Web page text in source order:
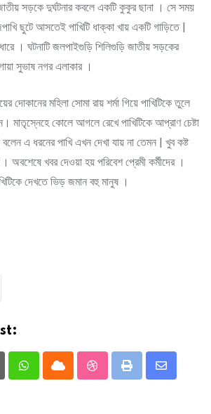
সড়কে দুর্ঘটনার কবলে একটি কুকুর ছানা । সে সময়
ছুটে আসতেই পাখিটি ধাক্কা খায় একটি গাড়িতে |
। ঘটনাটি জলপাইগুড়ি শিলিগুড়ি জাতীয় সড়কের
সুভাষ নগর এলাকার ।
দোকানের মহিলা সোমা রায় শর্মা গিয়ে পাখিটিকে তুলে
মাতৃস্নেহে কোলে আগলে রেখে পাখিটিকে আপ্রাণ চেষ্টা
এ ধরনের পাখি এখন দেখা যায় না তেমন | খুব কষ্ট
অবশেষে খবর দেওয়া হয় পরিবেশ প্রেমী কর্মীদের ।
দেখতে ভিড় জমান বহু মানুষ ।
WhatsappCloud StumbleUpon
Print
Share